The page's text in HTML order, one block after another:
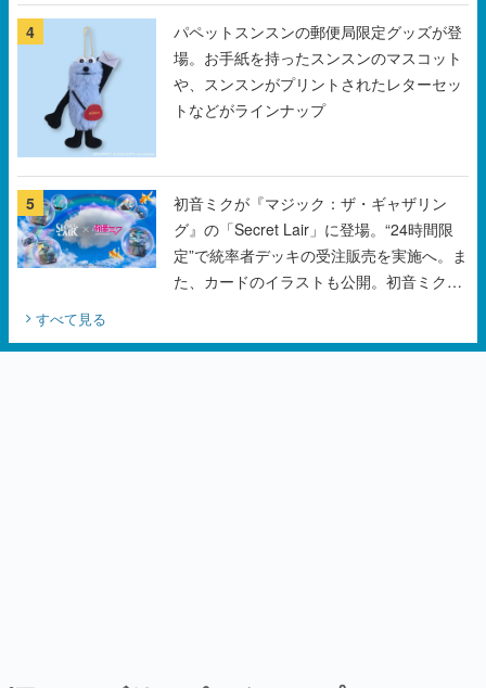
4
パペットスンスンの郵便局限定グッズが登
場。お手紙を持ったスンスンのマスコット
や、スンスンがプリントされたレターセッ
トなどがラインナップ
5
初音ミクが『マジック：ザ・ギャザリン
グ』の「Secret Lair」に登場。“24時間限
定”で統率者デッキの受注販売を実施へ。ま
た、カードのイラストも公開。初音ミクの
すべて見る